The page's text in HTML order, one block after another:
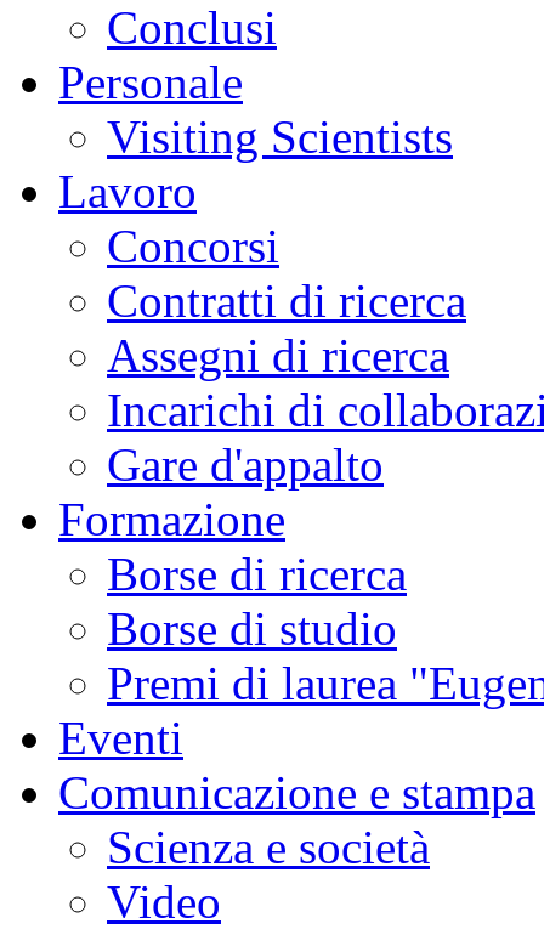
Conclusi
Personale
Visiting Scientists
Lavoro
Concorsi
Contratti di ricerca
Assegni di ricerca
Incarichi di
Gare d'appalto
Formazione
Borse di ricerca
Borse di studio
Premi di laurea
Eventi
Comunicazione e stampa
Scienza e società
Video